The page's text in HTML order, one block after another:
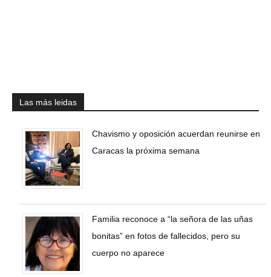
Las más leidas
Chavismo y oposición acuerdan reunirse en
Caracas la próxima semana
Familia reconoce a “la señora de las uñas
bonitas” en fotos de fallecidos, pero su
cuerpo no aparece